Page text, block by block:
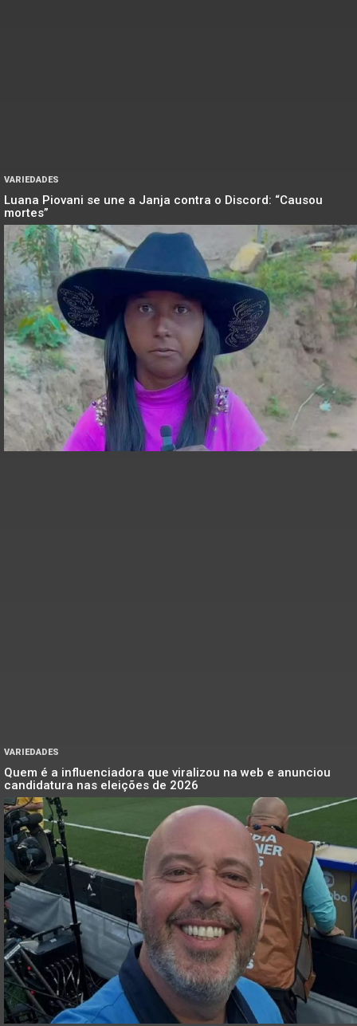
VARIEDADES
Luana Piovani se une a Janja contra o Discord: “Causou
mortes”
VARIEDADES
Quem é a influenciadora que viralizou na web e anunciou
candidatura nas eleições de 2026